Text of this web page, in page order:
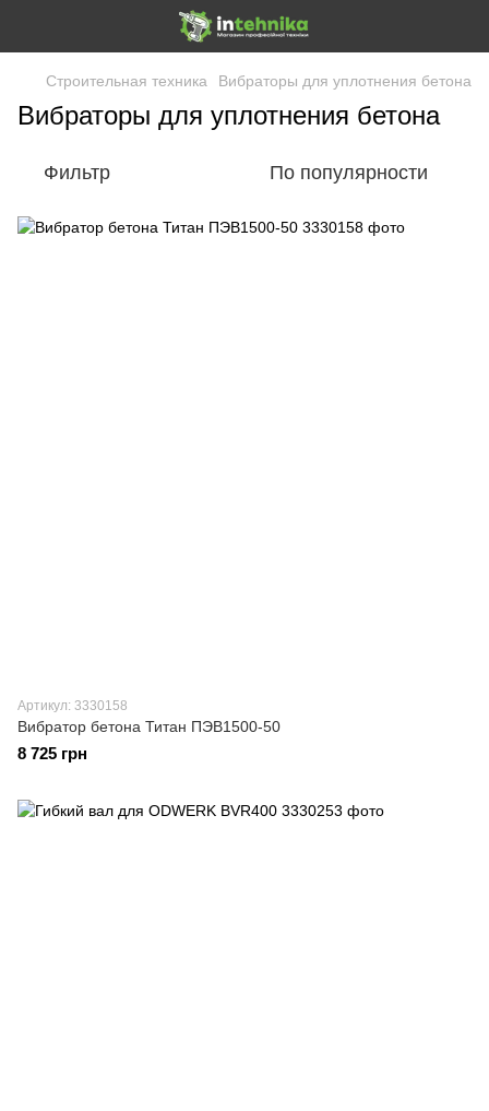
Строительная техника Вибраторы для уплотнения бетона
Вибраторы для уплотнения бетона
Фильтр По популярности
Артикул: 3330158
Вибратор бетона Титан ПЭВ1500-50
8 725 грн